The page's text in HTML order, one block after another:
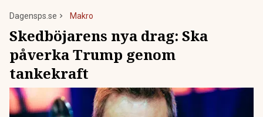
Dagensps.se Makro
Skedböjarens nya drag: Ska
påverka Trump genom
tankekraft